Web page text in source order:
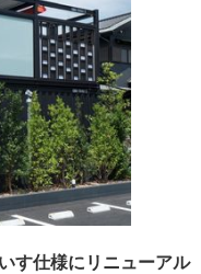
す仕様にリニューアル